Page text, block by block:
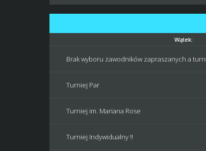
Wątek:
Brak wyboru zawodników zapraszanych a
Turniej Par
Turniej im. Mariana Rose
Turniej Indywidualny !!